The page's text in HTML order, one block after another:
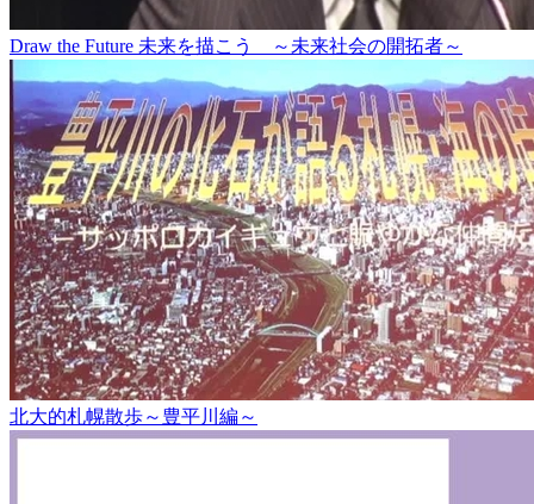
Draw the Future 未来を描こう ～未来社会の開拓者～
北大的札幌散歩～豊平川編～